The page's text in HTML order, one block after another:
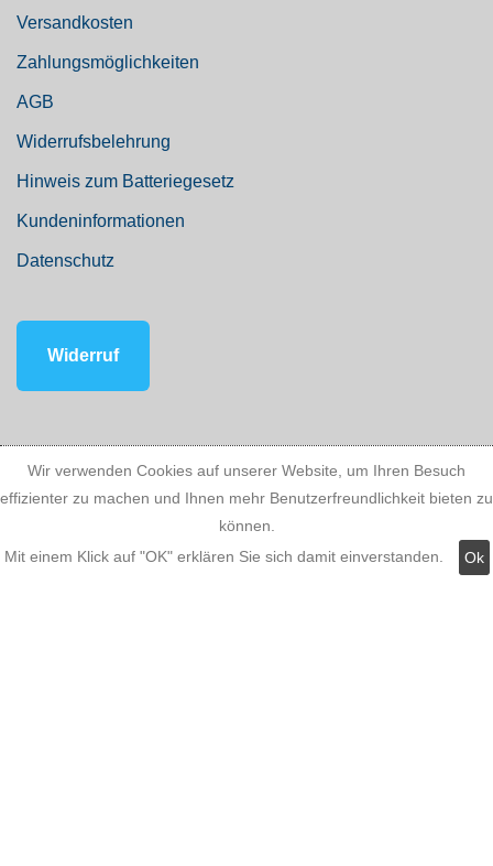
Versandkosten
Zahlungsmöglichkeiten
AGB
Widerrufsbelehrung
Hinweis zum Batteriegesetz
Kundeninformationen
Datenschutz
Widerruf
Kategorien:
Wir verwenden Cookies auf unserer Website, um Ihren Besuch
effizienter zu machen und Ihnen mehr Benutzerfreundlichkeit bieten zu
können.
Mit einem Klick auf "OK" erklären Sie sich damit einverstanden.
Ok